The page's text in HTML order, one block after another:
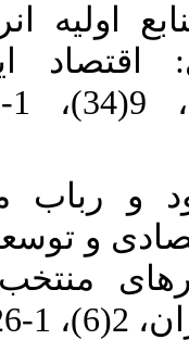
اولیه
اقتصاد
و رباب
اقتصادی و
26.